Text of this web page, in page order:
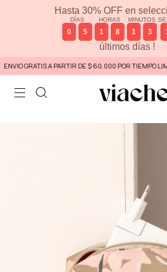
Hasta 30% OFF en
DÍAS
0 5
HORAS
1 8
MINUTOS
1 3
últimos días !
GRATIS A PARTIR DE $ 60.000 POR TIEMPO